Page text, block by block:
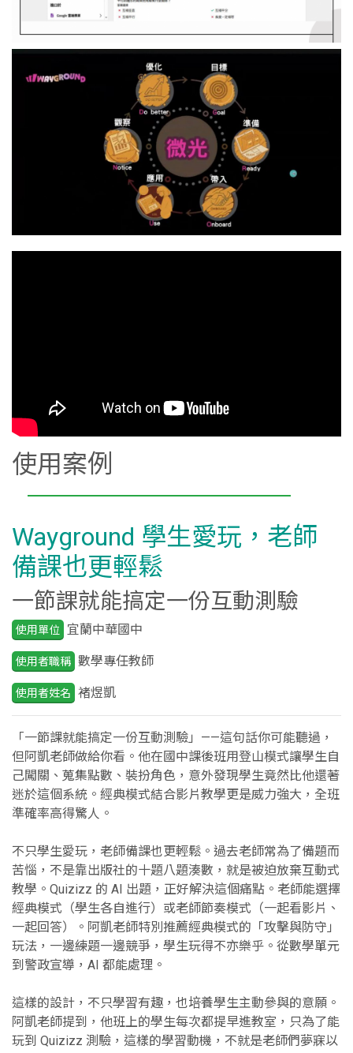
使用案例
Wayground 學生愛玩，老師
備課也更輕鬆
一節課就能搞定一份互動測驗
使用單位 宜蘭中華國中
使用者職稱 數學專任教師
使用者姓名 褚煜凱
「一節課就能搞定一份互動測驗」——這句話你可能聽過，
但阿凱老師做給你看。他在國中課後班用登山模式讓學生自
己闖關、蒐集點數、裝扮角色，意外發現學生竟然比他還著
迷於這個系統。經典模式結合影片教學更是威力強大，全班
準確率高得驚人。
不只學生愛玩，老師備課也更輕鬆。過去老師常為了備題而
苦惱，不是靠出版社的十題八題湊數，就是被迫放棄互動式
教學。Quizizz 的 AI 出題，正好解決這個痛點。老師能選擇
經典模式（學生各自進行）或老師節奏模式（一起看影片、
一起回答）。阿凱老師特別推薦經典模式的「攻擊與防守」
玩法，一邊練題一邊競爭，學生玩得不亦樂乎。從數學單元
到警政宣導，AI 都能處理。
這樣的設計，不只學習有趣，也培養學生主動參與的意願。
阿凱老師提到，他班上的學生每次都提早進教室，只為了能
玩到 Quizizz 測驗，這樣的學習動機，不就是老師們夢寐以